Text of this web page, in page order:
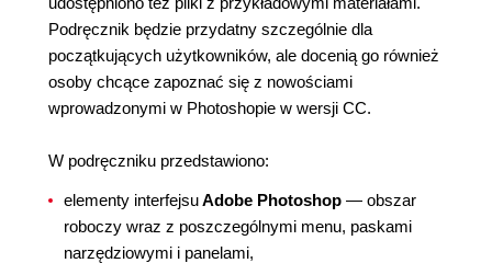
Podręcznik będzie przydatny szczególnie dla
początkujących użytkowników, ale docenią go również
osoby chcące zapoznać się z nowościami
wprowadzonymi w Photoshopie w wersji CC.
W podręczniku przedstawiono:
elementy interfejsuAdobe Photoshop — obszar
roboczy wraz z poszczególnymi menu, paskami
narzędziowymi i panelami,